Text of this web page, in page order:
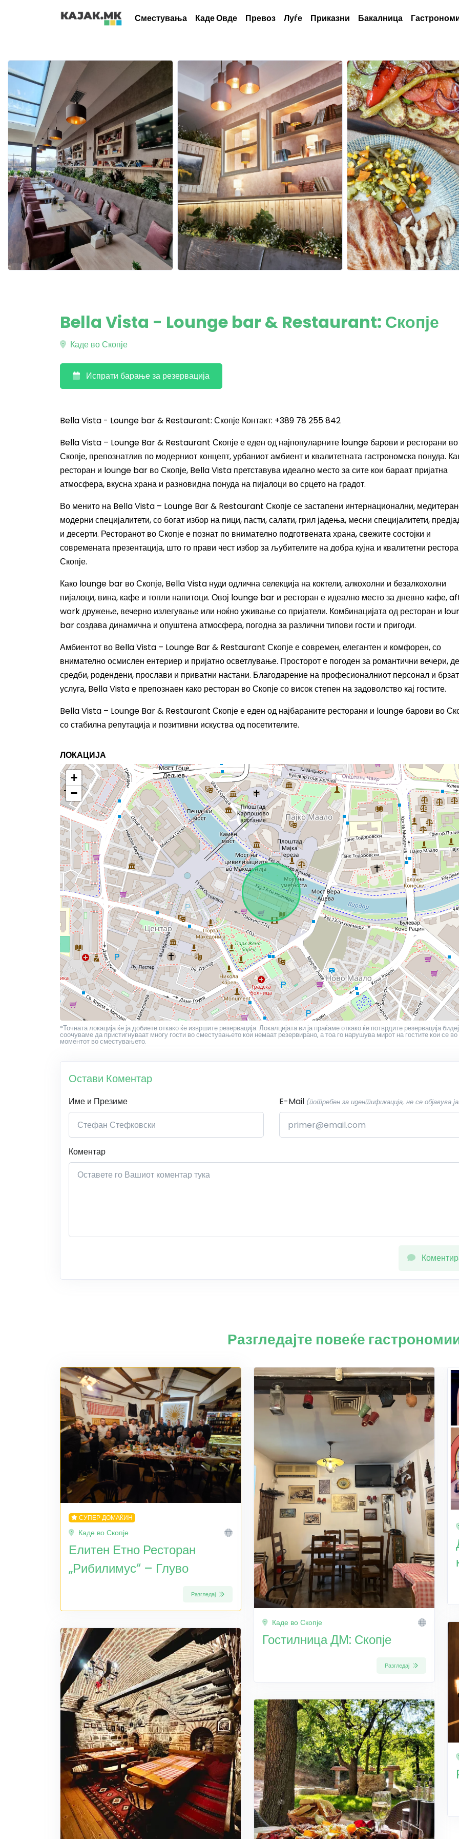
Сместувања Каде Овде Превоз Луѓе Приказни Бакалница
Bella Vista - Lounge bar & Restaurant: Скопје
Каде во Скопје
Испрати барање за резервација
Bella Vista - Lounge bar & Restaurant: Скопје Контакт: +389 78 255 842
Bella Vista – Lounge Bar & Restaurant Скопје е еден од најпопуларните lounge барови и ресторани во
Скопје, препознатлив по модерниот концепт, урбаниот амбиент и квалитетната гастрономска понуда.
ресторан и lounge bar во Скопје, Bella Vista претставува идеално место за сите кои бараат пријатна
атмосфера, вкусна храна и разновидна понуда на пијалоци во срцето на градот.
Во менито на Bella Vista – Lounge Bar & Restaurant Скопје се застапени интернационални,
модерни специјалитети, со богат избор на пици, пасти, салати, грил јадења, месни специјалитети,
и десерти. Ресторанот во Скопје е познат по внимателно подготвената храна, свежите состојки и
современата презентација, што го прави чест избор за љубителите на добра кујна и квалитетни
Скопје.
Како lounge bar во Скопје, Bella Vista нуди одлична селекција на коктели, алкохолни и безалкохолни
пијалоци, вина, кафе и топли напитоци. Овој lounge bar и ресторан е идеално место за дневно кафе,
work дружење, вечерно излегување или ноќно уживање со пријатели. Комбинацијата од ресторан и
bar создава динамична и опуштена атмосфера, погодна за различни типови гости и пригоди.
Амбиентот во Bella Vista – Lounge Bar & Restaurant Скопје е современ, елегантен и комфорен, со
внимателно осмислен ентериер и пријатно осветлување. Просторот е погоден за романтични вечери,
средби, родендени, прослави и приватни настани. Благодарение на професионалниот персонал и
услуга, Bella Vista е препознаен како ресторан во Скопје со висок степен на задоволство кај гостите.
Bella Vista – Lounge Bar & Restaurant Скопје е еден од најбараните ресторани и lounge барови во
со стабилна репутација и позитивни искуства од посетителите.
ЛОКАЦИЈА
+
−
*Точната локација ќе ја добиете откако ќе извршите резервација. Локалцијата ви ја праќаме откако ќе потврдите резервација
соочуваме да пристигнуваат многу гости во сместувањето кои немаат резервирано, а тоа го нарушува мирот на гостите кои се во
моментот во сместувањето.
Остави Коментар
Име и Презиме E-Mail (потребен за идентификација, не се објавува
Коментар
Разгледајте повеќе
СУПЕР ДОМАЌИН
Каде во Скопје
Елитен Етно Ресторан
„Рибилимус“ – Глуво
Разгледај
Каде во Скопје
Гостилница ДМ: Скопје
Разгледај